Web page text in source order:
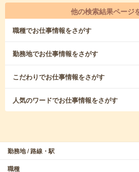
他の検索結果ページ
職種でお仕事情報をさがす
勤務地でお仕事情報をさがす
こだわりでお仕事情報をさがす
人気のワードでお仕事情報をさがす
勤務地 / 路線・駅
職種